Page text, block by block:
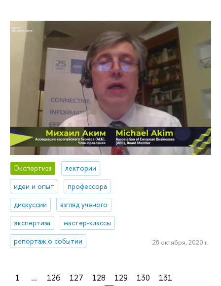
Экспертиза
лектории
идеи и опыт
профессора
дискуссии
взгляд ученого
экспертиза
мастер-классы
репортаж о событии
28 октября, 2020 г.
1 ... 126 127 128 129 130
131